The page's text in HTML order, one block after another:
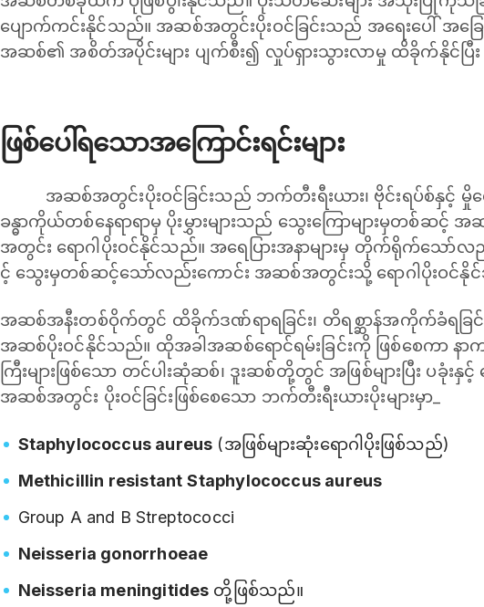
ပျောက်ကင်းနိုင်သည်။ အဆစ်အတွင်းပိုးဝင်ခြင်းသည် အရေးပေါ် အခြ
အဆစ်၏ အစိတ်အပိုင်းများ ပျက်စီး၍ လှုပ်ရှားသွားလာမှု ထိခိုက်နိုင်ပ
ဖြစ်ပေါ်ရသောအကြောင်းရင်းများ
အဆစ်အတွင်းပိုးဝင်ခြင်းသည် ဘက်တီးရီးယား၊ ဗိုင်းရပ်စ်နှင့် မှိုရော
ခန္ဓာကိုယ်တစ်နေရာရာမှ ပိုးမွှားများသည် သွေးကြောများမှတစ်ဆင့်
အတွင်း ရောဂါပိုးဝင်နိုင်သည်။ အရေပြားအနာများမှ တိုက်ရိုက်သော်လည်း
င့် သွေးမှတစ်ဆင့်သော်လည်းကောင်း အဆစ်အတွင်းသို့ ရောဂါပိုးဝင်နို
အဆစ်အနီးတစ်ဝိုက်တွင် ထိခိုက်ဒဏ်ရာရခြင်း၊ တိရစ္ဆာန်အကိုက်ခံရခ
အဆစ်ပိုးဝင်နိုင်သည်။ ထိုအခါအဆစ်ရောင်ရမ်းခြင်းကို ဖြစ်စေကာ နာ
ကြီးများဖြစ်သော တင်ပါးဆုံဆစ်၊ ဒူးဆစ်တို့တွင် အဖြစ်များပြီး ပ
အဆစ်အတွင်း ပိုးဝင်ခြင်းဖြစ်စေသော ဘက်တီးရီးယားပိုးများမှာ_
Staphylococcus aureus (အဖြစ်များဆုံးရောဂါပိုးဖြစ်သည်)
Methicillin resistant Staphylococcus aureus
Group A and B Streptococci
Neisseria gonorrhoeae
Neisseria meningitides တို့ဖြစ်သည်။